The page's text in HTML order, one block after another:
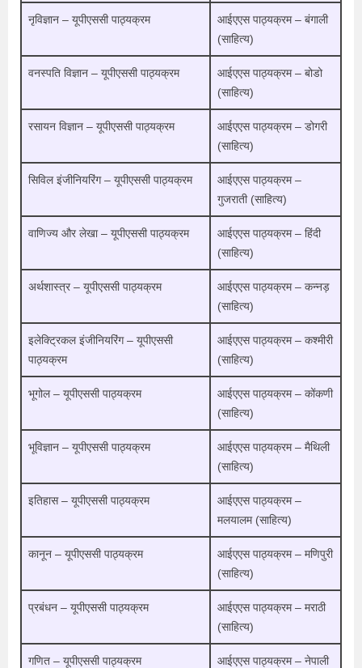
नृविज्ञान – यूपीएससी पाठ्यक्रम
आईएएस पाठ्यक्रम – बंगाली
(साहित्य)
वनस्पति विज्ञान – यूपीएससी पाठ्यक्रम
आईएएस पाठ्यक्रम – बोडो
(साहित्य)
रसायन विज्ञान – यूपीएससी पाठ्यक्रम
आईएएस पाठ्यक्रम – डोगरी
(साहित्य)
सिविल इंजीनियरिंग – यूपीएससी पाठ्यक्रम
आईएएस पाठ्यक्रम –
गुजराती (साहित्य)
वाणिज्य और लेखा – यूपीएससी पाठ्यक्रम
आईएएस पाठ्यक्रम – हिंदी
(साहित्य)
अर्थशास्त्र – यूपीएससी पाठ्यक्रम
आईएएस पाठ्यक्रम – कन्नड़
(साहित्य)
इलेक्ट्रिकल इंजीनियरिंग – यूपीएससी
पाठ्यक्रम
आईएएस पाठ्यक्रम – कश्मीरी
(साहित्य)
भूगोल – यूपीएससी पाठ्यक्रम
आईएएस पाठ्यक्रम – कोंकणी
(साहित्य)
भूविज्ञान – यूपीएससी पाठ्यक्रम
आईएएस पाठ्यक्रम – मैथिली
(साहित्य)
इतिहास – यूपीएससी पाठ्यक्रम
आईएएस पाठ्यक्रम –
मलयालम (साहित्य)
कानून – यूपीएससी पाठ्यक्रम
आईएएस पाठ्यक्रम – मणिपुरी
(साहित्य)
प्रबंधन – यूपीएससी पाठ्यक्रम
आईएएस पाठ्यक्रम – मराठी
(साहित्य)
गणित – यूपीएससी पाठ्यक्रम
आईएएस पाठ्यक्रम – नेपाली